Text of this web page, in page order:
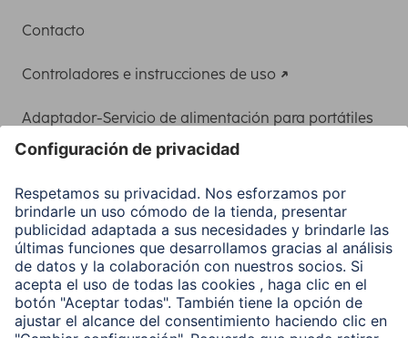
Contacto
Controladores e instrucciones de uso
Adaptador-Servicio de alimentación para portátiles
Clientes online
Conviértete en distribuidor
Compañía